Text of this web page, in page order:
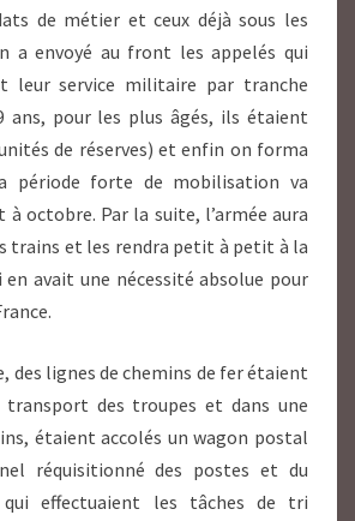
de métier et ceux déjà sous les
a envoyé au front les appelés qui
leur service militaire par tranche
ans, pour les plus âgés, ils étaient
de réserves) et enfin on forma
période forte de mobilisation va
à octobre. Par la suite, l’armée aura
trains et les rendra petit à petit à la
avait une nécessité absolue pour
des lignes de chemins de fer étaient
transport des troupes et dans une
étaient accolés un wagon postal
réquisitionné des postes et du
effectuaient les tâches de tri